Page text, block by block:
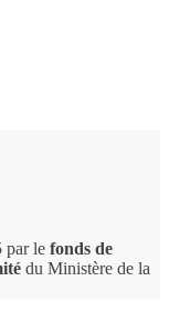
par le fonds de
du Ministère de la